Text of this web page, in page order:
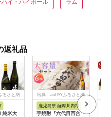
ハイ・ハイボール ラム
返礼品
るさと納
純米大
出典：auPAYふるさと納
税
鹿児島県 薩摩川内市
芋焼酎『六代目百合